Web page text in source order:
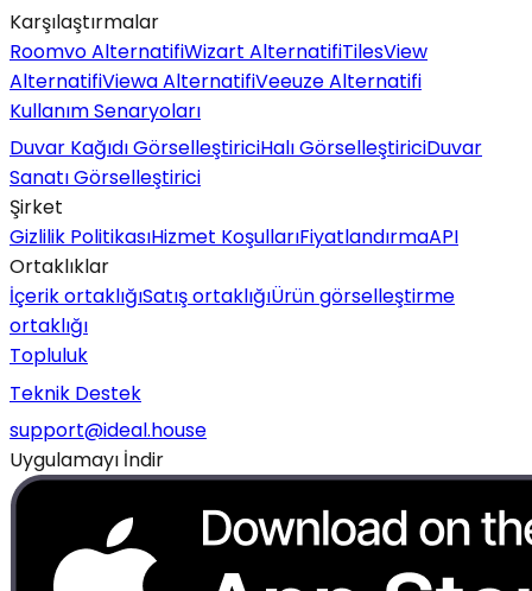
Karşılaştırmalar
Roomvo AlternatifiWizart AlternatifiTilesView
AlternatifiViewa AlternatifiVeeuze Alternatifi
Kullanım Senaryoları
Duvar Kağıdı GörselleştiriciHalı GörselleştiriciDuvar
Sanatı Görselleştirici
Şirket
Gizlilik PolitikasıHizmet KoşullarıFiyatlandırmaAPI
Ortaklıklar
İçerik ortaklığıSatış ortaklığıÜrün görselleştirme
ortaklığı
Topluluk
Teknik Destek
support@ideal.house
Uygulamayı İndir